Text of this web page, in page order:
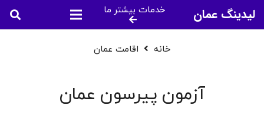
لیدینگ عمان خدمات بیشتر ما
خانه اقامت عمان
آزمون پیرسون عمان